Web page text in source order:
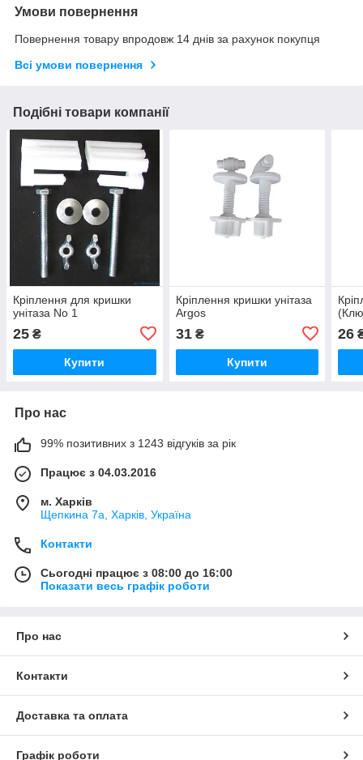
Умови повернення
Повернення товару впродовж 14 днів за рахунок покупця
Всі умови повернення
Подібні товари компанії
Кріплення для кришки
унітаза No 1
25 ₴
Купити
Кріплення кришки унітаза
Argos
31₴
Купити
26
Про нас
99% позитивних з 1243 відгуків за рік
Працює з 04.03.2016
м. Харків
Щепкина 7а, Харків, Україна
Контакти
Сьогодні працює з 08:00 до 16:00
Показати весь графік роботи
Про нас
Контакти
Доставка та оплата
Графік роботи